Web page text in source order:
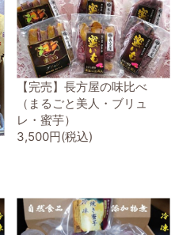
【完売】長方屋の味比べ
（まるごと美人・ブリュ
レ・蜜芋）
3,500円(税込)